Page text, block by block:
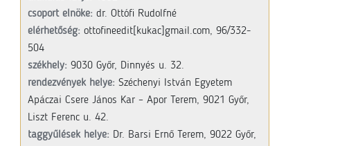
csoport elnöke: dr. Ottófi Rudolfné
elérhetőség: ottofineedit[kukac]gmail.com, 96/332-
504
székhely: 9030 Győr, Dinnyés u. 32.
rendezvények helye: Széchenyi István Egyetem
Apáczai Csere János Kar – Apor Terem, 9021 Győr,
Liszt Ferenc u. 42.
taggyűlések helye: Dr. Barsi Ernő Terem, 9022 Győr,